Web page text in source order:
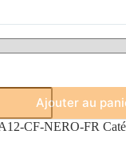
Ajouter au
CF-NERO-FR